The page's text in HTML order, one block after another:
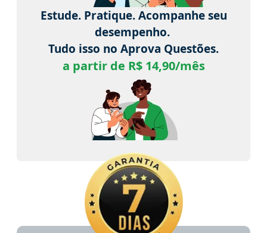
Estude. Pratique. Acompanhe seu
desempenho.
Tudo isso no Aprova Questões.
a partir de R$ 14,90/mês